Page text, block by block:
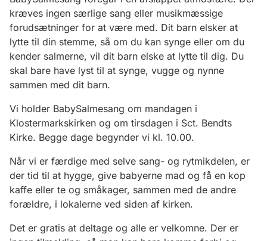
kræves ingen særlige sang eller musikmæssige
forudsætninger for at være med. Dit barn elsker at
lytte til din stemme, så om du kan synge eller om du
kender salmerne, vil dit barn elske at lytte til dig. Du
skal bare have lyst til at synge, vugge og nynne
sammen med dit barn.
Vi holder BabySalmesang om mandagen i
Klostermarkskirken og om tirsdagen i Sct. Bendts
Kirke. Begge dage begynder vi kl. 10.00.
Når vi er færdige med selve sang- og rytmikdelen, er
der tid til at hygge, give babyerne mad og få en kop
kaffe eller te og småkager, sammen med de andre
forældre, i lokalerne ved siden af kirken.
Det er gratis at deltage og alle er velkomne. Der er